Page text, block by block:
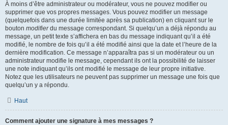
À moins d’être administrateur ou modérateur, vous ne pouvez modifier ou
supprimer que vos propres messages. Vous pouvez modifier un message
(quelquefois dans une durée limitée après sa publication) en cliquant sur le
bouton modifierdu message correspondant. Si quelqu’un a déjà répondu au
message, un petit texte s’affichera en bas du message indiquant qu’il a été
modifié, le nombre de fois qu’il a été modifié ainsi que la date et l’heure de la
dernière modification. Ce message n’apparaîtra pas si un modérateur ou un
administrateur modifie le message, cependant ils ont la possibilité de laisser
une note indiquant qu’ils ont modifié le message de leur propre initiative.
Notez que les utilisateurs ne peuvent pas supprimer un message une fois que
quelqu’un y a répondu.
Haut
Comment ajouter une signature à mes messages ?